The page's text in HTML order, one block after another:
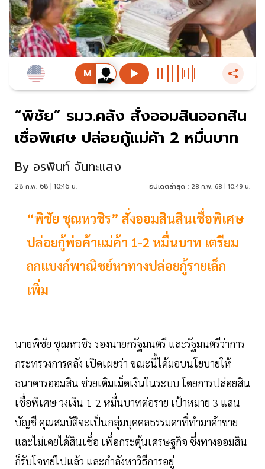
“พิชัย” รมว.คลัง สั่งออมสินออกสิน
เชื่อพิเศษ ปล่อยกู้แม่ค้า 2 หมื่นบาท
By อรพินท์ จันทะแสง
28 ก.พ. 68 | 10:46 น. อัปเดตล่าสุด : 28 ก.พ. 68 | 10:49 น.
“พิชัย ชุณหวชิร” สั่งออมสินสินเชื่อพิเศษ
ปล่อยกู้พ่อค้าแม่ค้า 1-2 หมื่นบาท เตรียม
ถกแบงก์พาณิชย์หาทางปล่อยกู้รายเล็ก
เพิ่ม
นายพิชัย ชุณหวชิร รองนายกรัฐมนตรี และรัฐมนตรีว่าการ
กระทรวงการคลัง เปิดเผยว่า ขณะนี้ได้มอบนโยบายให้
ธนาคารออมสิน ช่วยเติมเม็ดเงินในระบบ โดยการปล่อยสิน
เชื่อพิเศษ วงเงิน 1-2 หมื่นบาทต่อราย เป้าหมาย 3 แสน
บัญชี คุณสมบัติจะเป็นกลุ่มบุคคลธรรมดาที่ทำมาค้าขาย
และไม่เคยได้สินเชื่อ เพื่อกระตุ้นเศรษฐกิจ ซึ่งทางออมสิน
ก็รับโจทย์ไปแล้ว และกำลังหาวิธีการอยู่